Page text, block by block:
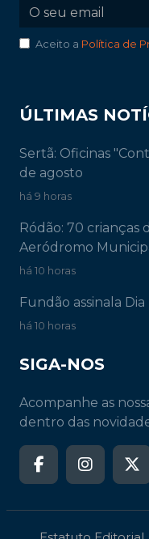
Aceito a Política de
ÚLTIMAS
Sertã: Oficinas
de agosto
há 9 horas
Ródão: 70 crianças
Aeródromo
há 10 horas
Fundão assinala
há 10 horas
SIGA-NOS
Acompanhe as
dentro das